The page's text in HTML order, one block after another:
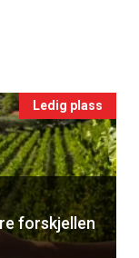
Ledig plass
forskjellen